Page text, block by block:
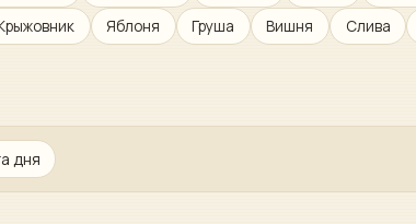
Яблоня Груша Вишня Слива
дня